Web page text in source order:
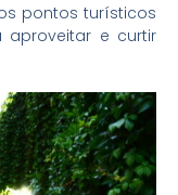
pontos turísticos
e curtir